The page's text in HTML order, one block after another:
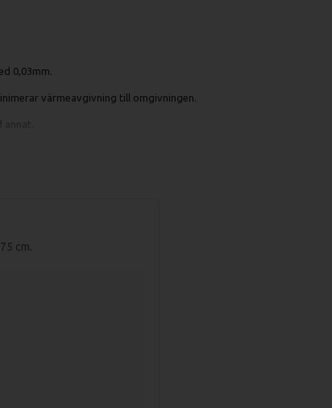
0,03mm.
värmeavgivning till omgivningen.
cm.